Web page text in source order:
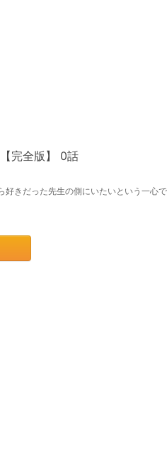
完全版】 0話
きだった先生の側にいたいという一心